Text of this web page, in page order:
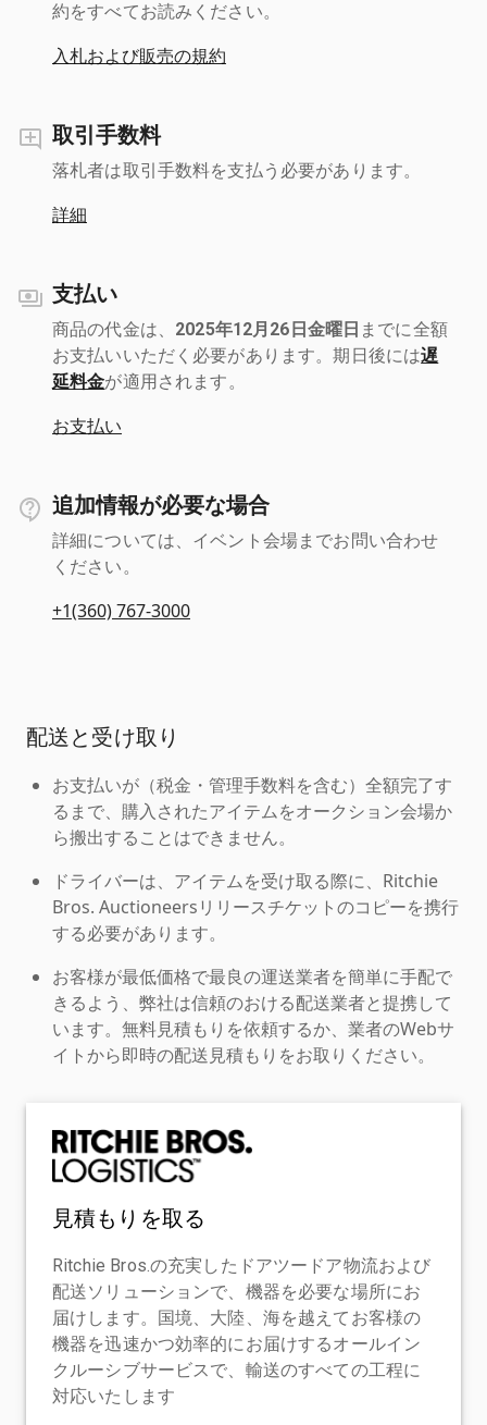
約をすべてお読みください。
入札および販売の規約
取引手数料
落札者は取引手数料を支払う必要があります。
詳細
支払い
商品の代金は、 2025年12月26日金曜日 までに全額
お支払いいただく必要があります。期日後には遅
延料金が適用されます。
お支払い
追加情報が必要な場合
詳細については、イベント会場までお問い合わせ
ください。
+1(360) 767-3000
配送と受け取り
お支払いが（税金・管理手数料を含む）全額完了す
るまで、購入されたアイテムをオークション会場か
ら搬出することはできません。
ドライバーは、アイテムを受け取る際に、Ritchie
Bros. Auctioneersリリースチケットのコピーを携行
する必要があります。
お客様が最低価格で最良の運送業者を簡単に手配で
きるよう、弊社は信頼のおける配送業者と提携して
います。無料見積もりを依頼するか、業者のWebサ
イトから即時の配送見積もりをお取りください。
見積もりを取る
Ritchie Bros.の充実したドアツードア物流および
配送ソリューションで、機器を必要な場所にお
届けします。国境、大陸、海を越えてお客様の
機器を迅速かつ効率的にお届けするオールイン
クルーシブサービスで、輸送のすべての工程に
対応いたします